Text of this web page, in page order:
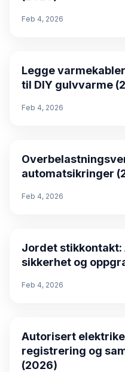
Feb 4, 2026
Legge
til DIY gulvvarme
Feb 4, 2026
automatsikringer
Feb 4, 2026
Jordet stikkontakt:
sikkerhet og
Feb 4, 2026
Autorisert
registrering og
(2026)